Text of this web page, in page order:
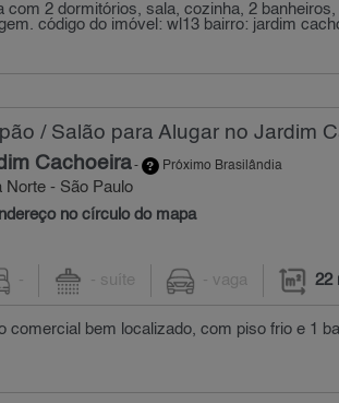
com 2 dormitórios, sala, cozinha, 2
código do imóvel: wl13 bairro: jardim
/ Salão para Alugar no Jardim
Cachoeira- Próximo Brasilândia
Norte - São Paulo
no círculo do mapa
- - suíte - vaga 22
comercial bem localizado, com piso frio e 1